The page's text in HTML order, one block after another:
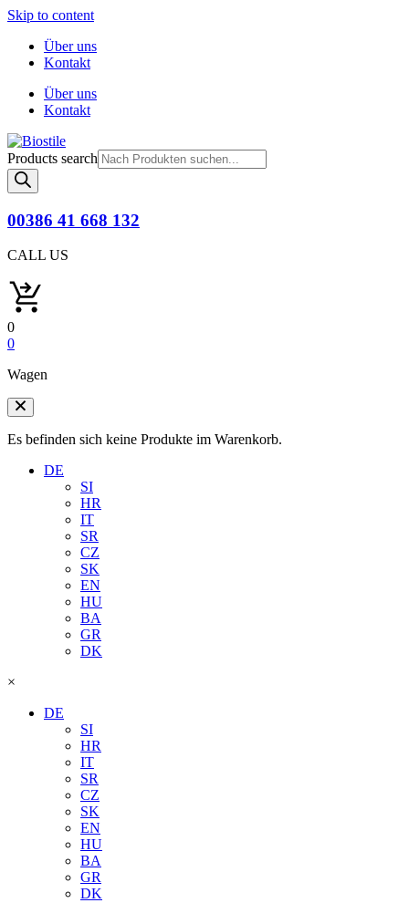
Skip to content
Über uns
Kontakt
Über uns
Kontakt
Products search
00386 41 668 132
CALL US
0
0
Wagen
Es befinden sich keine Produkte im Warenkorb.
DE
SI
HR
IT
SR
CZ
SK
EN
HU
BA
GR
DK
×
DE
SI
HR
IT
SR
CZ
SK
EN
HU
BA
GR
DK